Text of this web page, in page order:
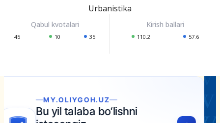
Urbanistika
45 10 35 110.2 57.6